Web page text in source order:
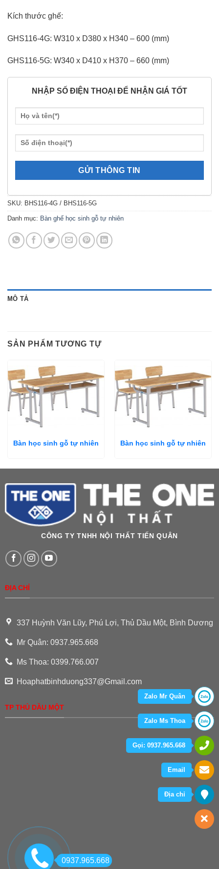
Kích thước ghế:
GHS116-4G: W310 x D380 x H340 – 600 (mm)
GHS116-5G: W340 x D410 x H370 – 660 (mm)
NHẬP SỐ ĐIỆN THOẠI ĐỂ NHẬN GIÁ TỐT
SKU: BHS116-4G / BHS116-5G
Danh mục: Bàn ghế học sinh gỗ tự nhiên
MÔ TẢ
SẢN PHẨM TƯƠNG TỰ
Bàn học sinh gỗ tự nhiên Bàn học sinh gỗ tự nhiên
CÔNG TY TNHH NỘI THẤT TIẾN QUÂN
ĐỊA CHỈ
337 Huỳnh Văn Lũy, Phú Lợi, Thủ Dầu Một, Bình Dương
Mr Quân: 0937.965.668
Ms Thoa: 0399.766.007
Hoaphatbinhduong337@Gmail.com
TP THỦ DẦU MỘT
0937.965.668
Zalo Mr Quân
Zalo Ms Thoa
Gọi: 0937.965.668
Email
Địa chỉ